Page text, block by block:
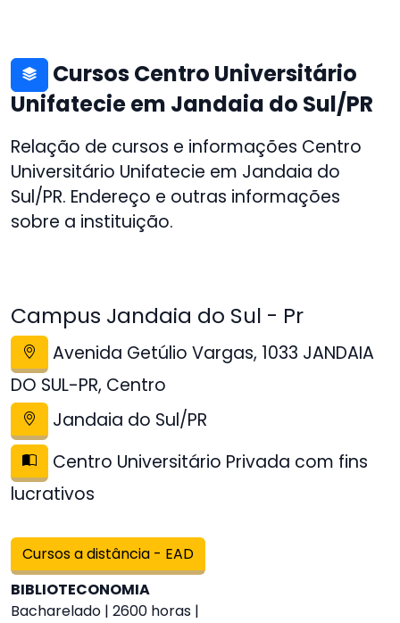
Cursos Centro Universitário
Unifatecie em Jandaia do Sul/PR
Relação de cursos e informações Centro
Universitário Unifatecie em Jandaia do
Sul/PR. Endereço e outras informações
sobre a instituição.
Campus Jandaia do Sul - Pr
Avenida Getúlio Vargas, 1033 JANDAIA
DO SUL-PR, Centro
Jandaia do Sul/PR
Centro Universitário Privada com fins
lucrativos
Cursos a distância - EAD
BIBLIOTECONOMIA
Bacharelado | 2600 horas |